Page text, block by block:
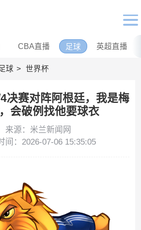
CBA直播 足球 英超直播
球 世界杯
决赛对阵阿根廷，我是梅
会破例找他要球衣
来源：米兰新闻网
间：2026-07-06 15:35:05